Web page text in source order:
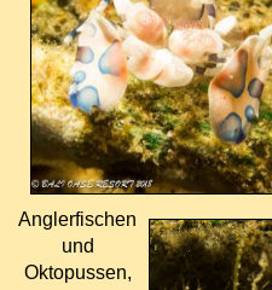
Anglerfischen
und
Oktopussen,